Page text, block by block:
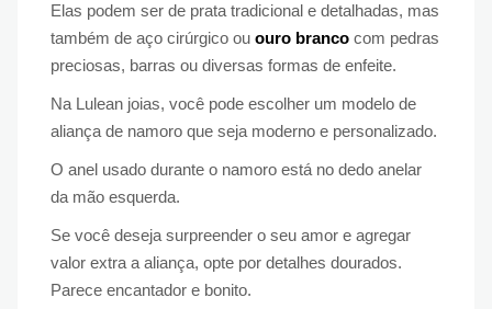
Elas podem ser de prata tradicional e detalhadas, mas
também de aço cirúrgico ou ouro branco com pedras
preciosas, barras ou diversas formas de enfeite.
Na Lulean joias, você pode escolher um modelo de
aliança de namoro que seja moderno e personalizado.
O anel usado durante o namoro está no dedo anelar
da mão esquerda.
Se você deseja surpreender o seu amor e agregar
valor extra a aliança, opte por detalhes dourados.
Parece encantador e bonito.